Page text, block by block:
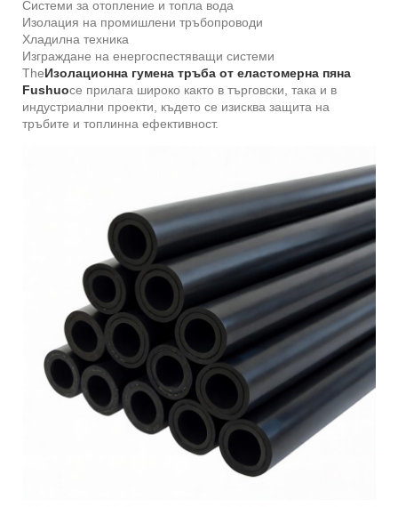
Системи за отопление и топла вода
Изолация на промишлени тръбопроводи
Хладилна техника
Изграждане на енергоспестяващи системи
TheИзолационна гумена тръба от еластомерна пяна
Fushuoсе прилага широко както в търговски, така и в
индустриални проекти, където се изисква защита на
тръбите и топлинна ефективност.